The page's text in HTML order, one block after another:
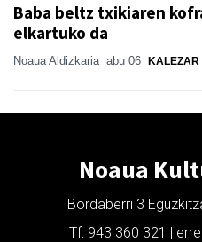
Baba beltz txikiaren
elkartuko da
Noaua Aldizkaria abu 06 KALEZAR
Noaua
Bordaberri 3
Tf: 943 360 321 |